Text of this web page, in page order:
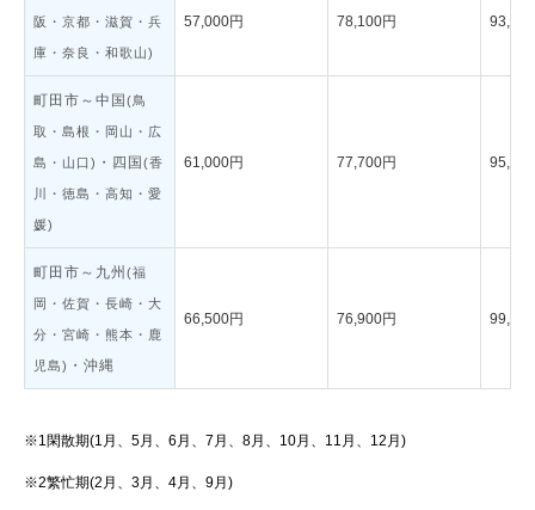
阪・京都・滋賀・兵
庫・奈良・和歌山)
57,000円 78,100円
町田市～中国 (鳥
取・島根・岡山・広
島・山口) ・四国 (香
川・徳島・高知・愛
媛)
61,000円 77,700円
町田市～九州 (福
岡・佐賀・長崎・大
分・宮崎・熊本・鹿
児島) ・沖縄
66,500円 76,900円
※1閑散期(1月、5月、6月、7月、8月、10月、11月、12月)
※2繁忙期(2月、3月、4月、9月)